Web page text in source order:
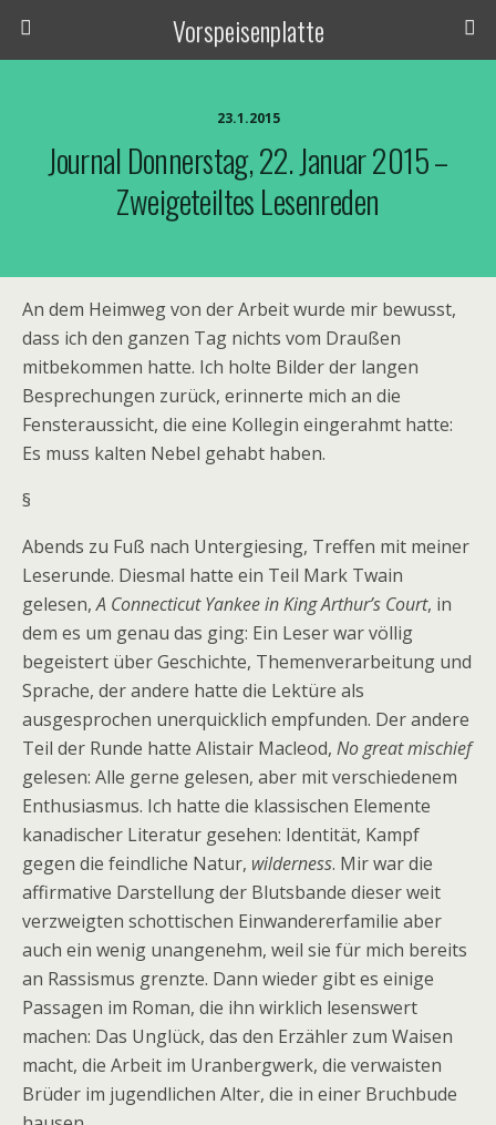
Vorspeisenplatte
23.1.2015
Journal Donnerstag, 22. Januar 2015 –
Zweigeteiltes Lesenreden
An dem Heimweg von der Arbeit wurde mir bewusst,
dass ich den ganzen Tag nichts vom Draußen
mitbekommen hatte. Ich holte Bilder der langen
Besprechungen zurück, erinnerte mich an die
Fensteraussicht, die eine Kollegin eingerahmt hatte:
Es muss kalten Nebel gehabt haben.
§
Abends zu Fuß nach Untergiesing, Treffen mit meiner
Leserunde. Diesmal hatte ein Teil Mark Twain
gelesen,A Connecticut Yankee in King Arthur’s Court, in
dem es um genau das ging: Ein Leser war völlig
begeistert über Geschichte, Themenverarbeitung und
Sprache, der andere hatte die Lektüre als
ausgesprochen unerquicklich empfunden. Der andere
Teil der Runde hatte Alistair Macleod, No great mischief
gelesen: Alle gerne gelesen, aber mit verschiedenem
Enthusiasmus. Ich hatte die klassischen Elemente
kanadischer Literatur gesehen: Identität, Kampf
gegen die feindliche Natur, wilderness. Mir war die
affirmative Darstellung der Blutsbande dieser weit
verzweigten schottischen Einwandererfamilie aber
auch ein wenig unangenehm, weil sie für mich bereits
an Rassismus grenzte. Dann wieder gibt es einige
Passagen im Roman, die ihn wirklich lesenswert
machen: Das Unglück, das den Erzähler zum Waisen
macht, die Arbeit im Uranbergwerk, die verwaisten
Brüder im jugendlichen Alter, die in einer Bruchbude